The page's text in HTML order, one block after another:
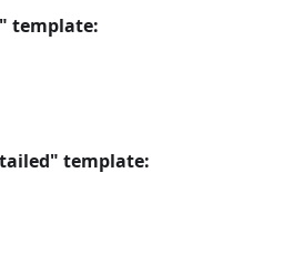
template:
template: